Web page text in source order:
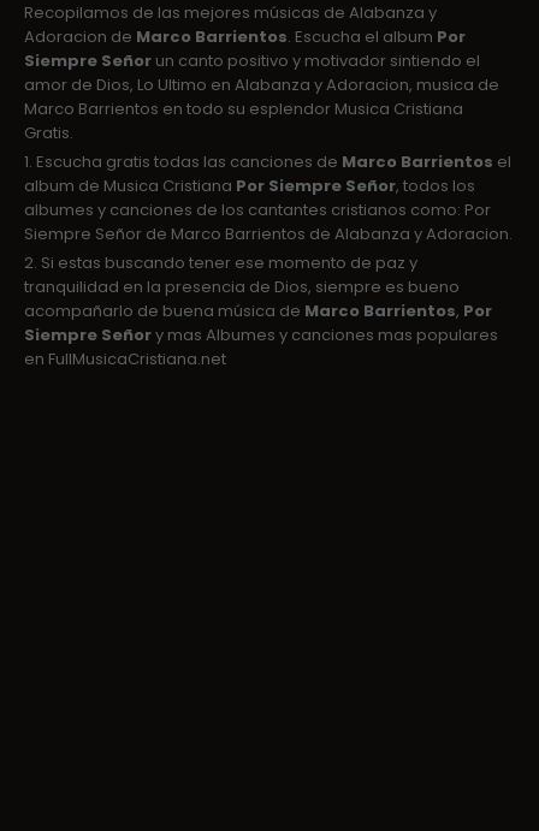
Recopilamos de las mejores músicas de Alabanza y
Adoracion de Marco Barrientos. Escucha el album Por
Siempre Señor un canto positivo y motivador sintiendo el
amor de Dios, Lo Ultimo en Alabanza y Adoracion, musica de
Marco Barrientos en todo su esplendor Musica Cristiana
Gratis.
1. Escucha gratis todas las canciones de Marco Barrientos el
album de Musica Cristiana Por Siempre Señor, todos los
albumes y canciones de los cantantes cristianos como: Por
Siempre Señor de Marco Barrientos de Alabanza y Adoracion.
2. Si estas buscando tener ese momento de paz y
tranquilidad en la presencia de Dios, siempre es bueno
acompañarlo de buena música de Marco Barrientos, Por
Siempre Señory mas Albumes y canciones mas populares
en FullMusicaCristiana.net